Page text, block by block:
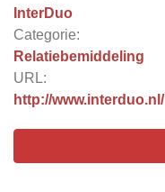
InterDuo
Categorie:
Relatiebemiddeling
URL:
http://www.interduo.nl/